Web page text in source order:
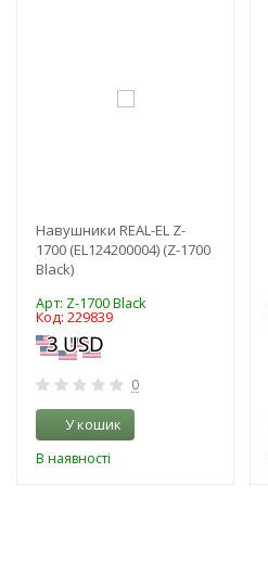
Навушники REAL-EL Z-
1700 (EL124200004) (Z-1700
Black)
Арт: Z-1700 Black
Код: 229839
0
У кошик
В наявності